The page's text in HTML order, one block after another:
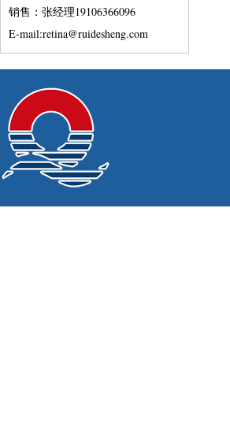
销售：张经理19106366096
E-mail:retina@ruidesheng.com